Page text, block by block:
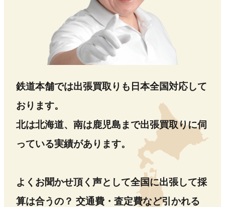
鉄道本舗では出張買取りも日本全国対応して
おります。
北は北海道、南は鹿児島まで出張買取りに伺
っている実績があります。
よくお聞かせ頂く声として全国に出張して採
算は合うの？ 交通費・査定費など引かれる